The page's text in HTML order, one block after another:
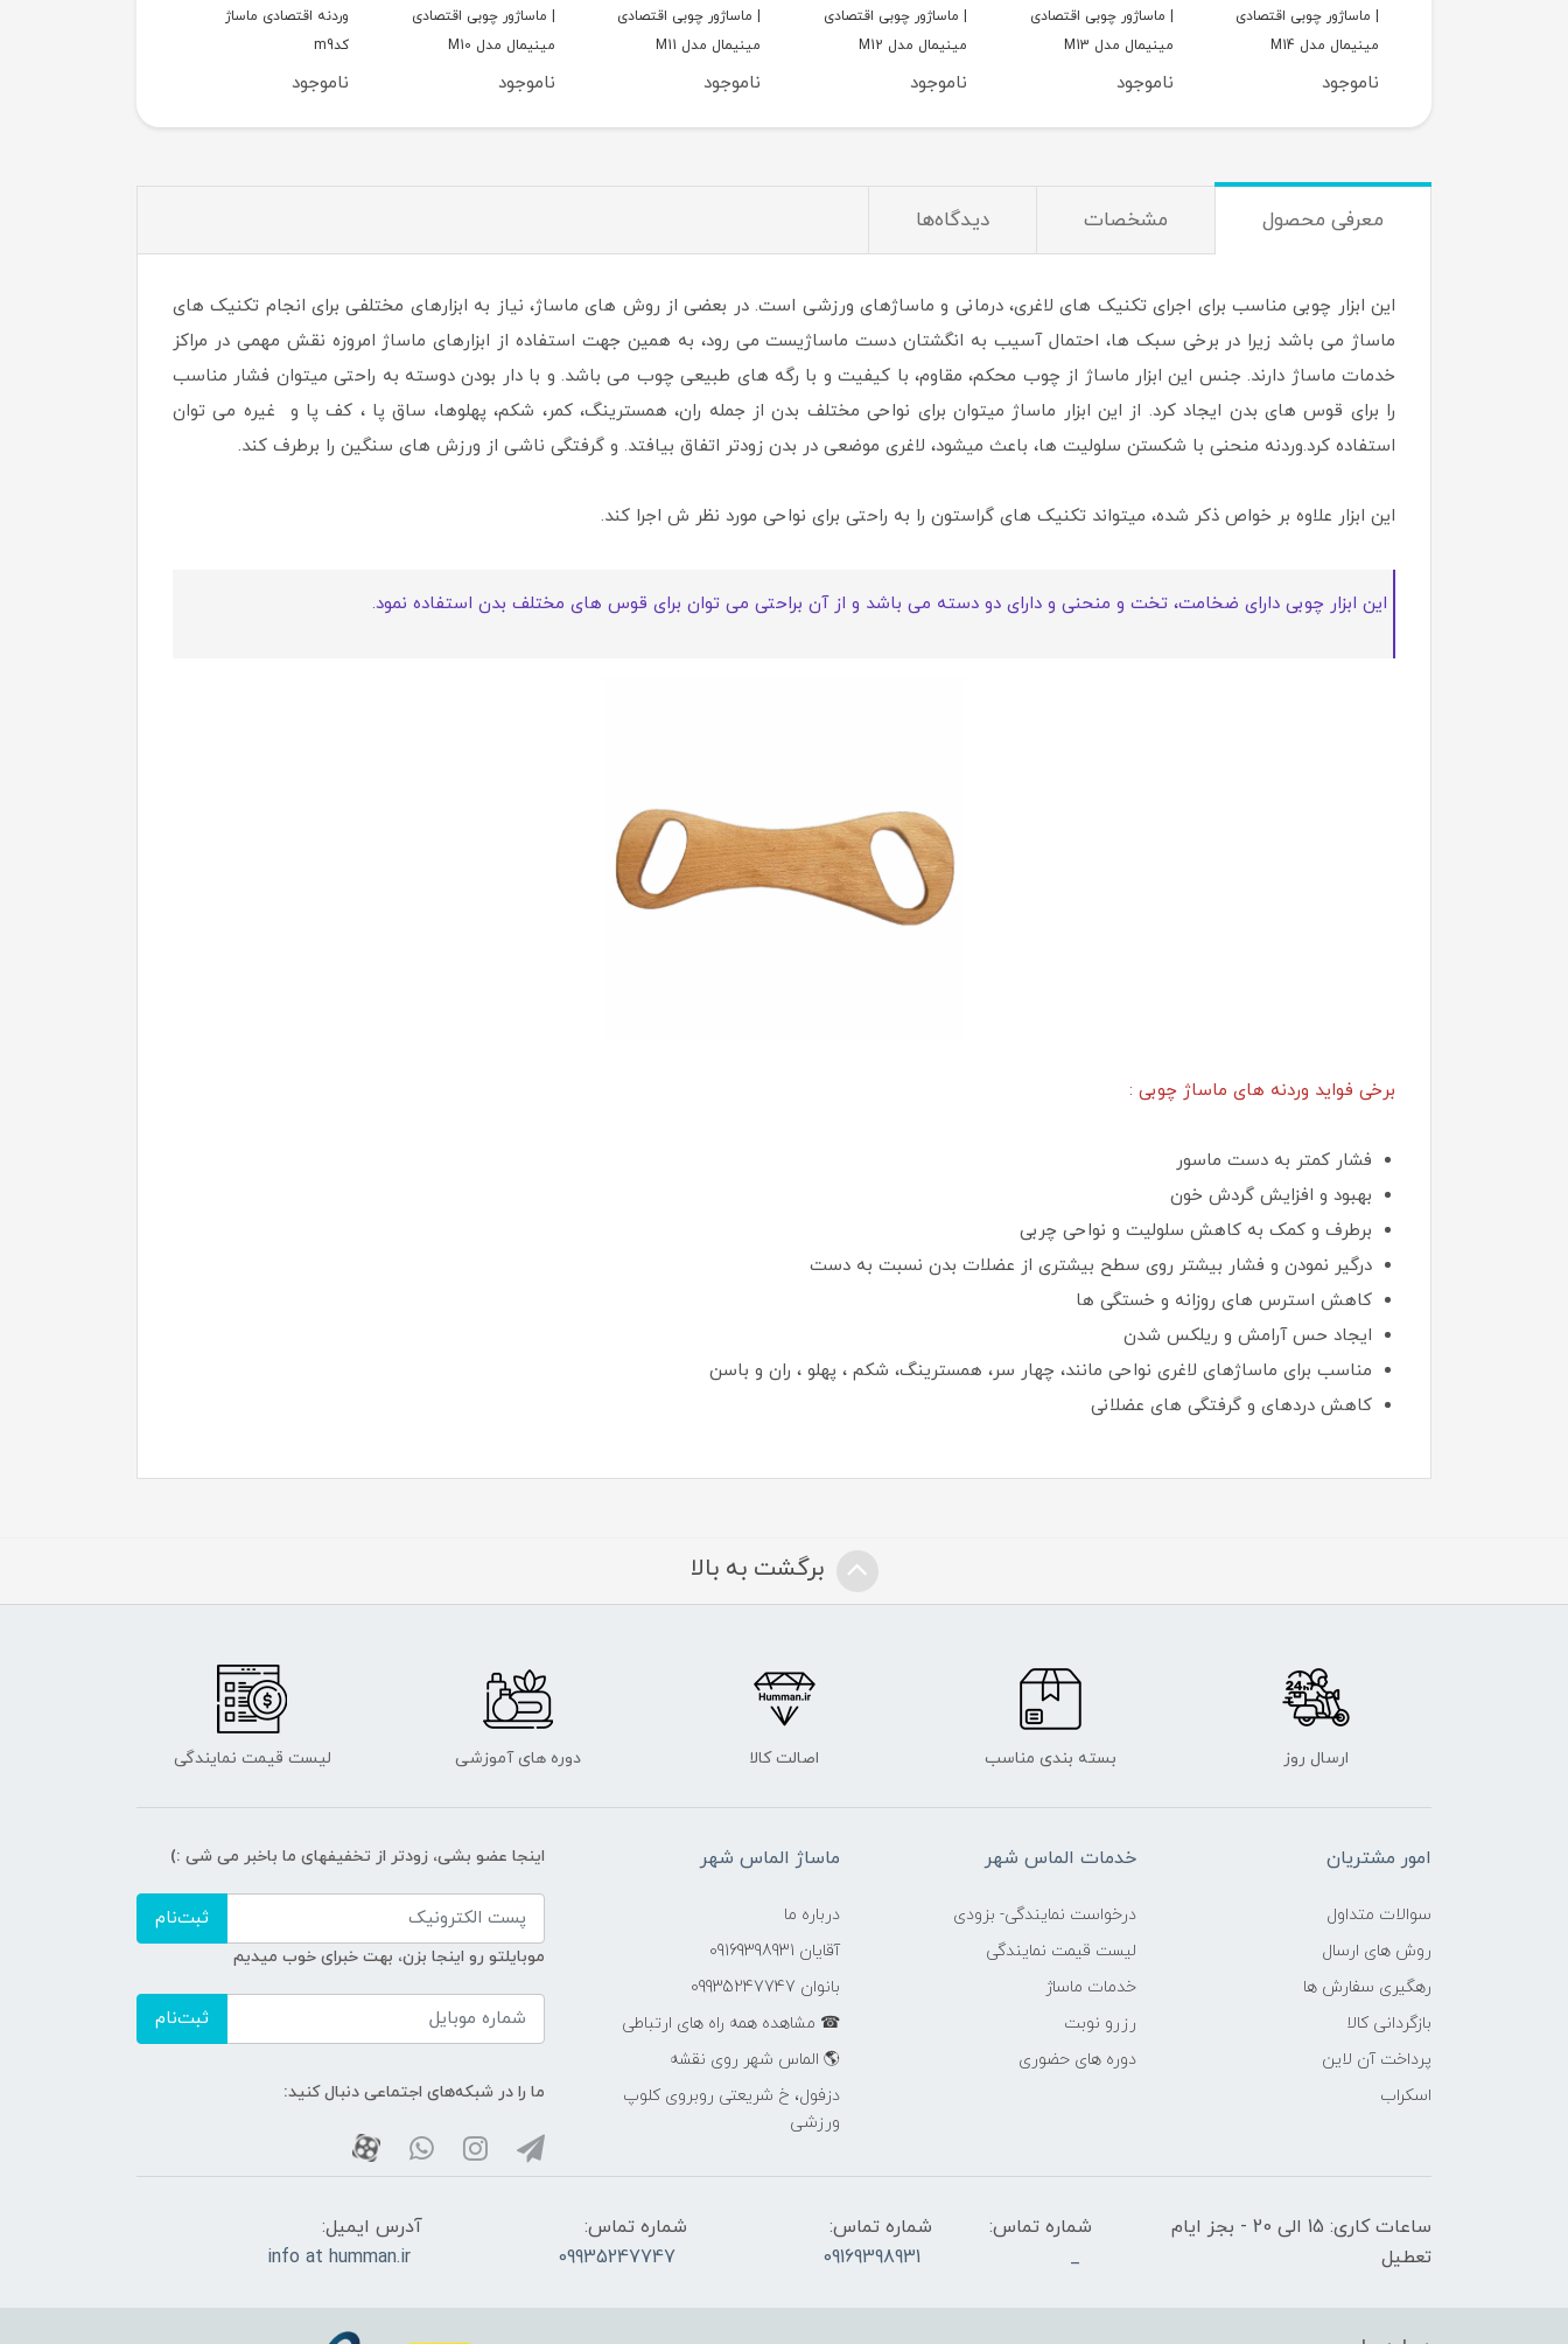
| ماساژور چوبی اقتصادی
مینیمال مدل M14
ناموجود
| ماساژور چوبی اقتصادی
مینیمال مدل M13
ناموجود
| ماساژور چوبی اقتصادی
مینیمال مدل M12
ناموجود
| ماساژور چوبی اقتصادی
مینیمال مدل M11
ناموجود
| ماساژور چوبی اقتصادی
مینیمال مدل M10
ناموجود
وردنه اقتصادی ماساژ
کدm9
ناموجود
معرفی محصول مشخصات دیدگاه‌ها
این ابزار چوبی مناسب برای اجرای تکنیک های لاغری، درمانی و ماساژهای ورزشی است. در بعضی از روش های ماساژ، نیاز به ابزارهای مختلفی برای انجام تکنیک های
ماساژ می باشد زیرا در برخی سبک ها، احتمال آسیب به انگشتان دست ماساژیست می رود، به همین جهت استفاده از ابزارهای ماساژ امروزه نقش مهمی در مراکز
خدمات ماساژ دارند. جنس این ابزار ماساژ از چوب محکم، مقاوم، با کیفیت و با رگه های طبیعی چوب می باشد. و با دار بودن دوسته به راحتی میتوان فشار مناسب
را برای قوس های بدن ایجاد کرد. از این ابزار ماساژ میتوان برای نواحی مختلف بدن از جمله ران، همسترینگ، کمر، شکم، پهلوها، ساق پا ، کف پا و غیره می توان
استفاده کرد.وردنه منحنی با شکستن سلولیت ها، باعث میشود، لاغری موضعی در بدن زودتر اتفاق بیافتد. و گرفتگی ناشی از ورزش های سنگین را برطرف کند.
این ابزار علاوه بر خواص ذکر شده، میتواند تکنیک های گراستون را به راحتی برای نواحی مورد نظر ش اجرا کند.
این ابزار چوبی دارای ضخامت، تخت و منحنی و دارای دو دسته می باشد و از آن براحتی می توان برای قوس های مختلف بدن استفاده نمود.
برخی فواید وردنه های ماساژ چوبی :
فشار کمتر به دست ماسور
بهبود و افزایش گردش خون
برطرف و کمک به کاهش سلولیت و نواحی چربی
درگیر نمودن و فشار بیشتر روی سطح بیشتری از عضلات بدن نسبت به دست
کاهش استرس های روزانه و خستگی ها
ایجاد حس آرامش و ریلکس شدن
مناسب برای ماساژهای لاغری نواحی مانند، چهار سر، همسترینگ، شکم ، پهلو ، ران و باسن
کاهش دردهای و گرفتگی های عضلانی
برگشت به بالا
ارسال روز بسته بندی مناسب اصالت کالا دوره های آموزشی لیست قیمت نمایندگی
امور مشتریان
سوالات متداول
روش های ارسال
رهگیری سفارش ها
بازگردانی کالا
پرداخت آن لاین
اسکراب
خدمات الماس شهر
درخواست نمایندگی- بزودی
لیست قیمت نمایندگی
خدمات ماساژ
رزرو نوبت
دوره های حضوری
ماساژ الماس شهر
درباره ما
آقایان 09169398931
بانوان 09935247747
☎ مشاهده همه راه های ارتباطی
🌎 الماس شهر روی نقشه
دزفول، خ شریعتی روبروی کلوپ
ورزشی
اینجا عضو بشی، زودتر از تخفیفهای ما باخبر می شی :)
ثبت‌نام
موبایلتو رو اینجا بزن، بهت خبرای خوب میدیم
ثبت‌نام
ما را در شبکه‌های اجتماعی دنبال کنید:
ساعات کاری: 15 الی 20 - بجز ایام
تعطیل
شماره تماس:
_
شماره تماس:
09169398931
شماره تماس:
09935247747
آدرس ایمیل:
info at humman.ir